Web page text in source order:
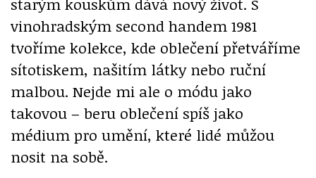
vinohradským second handem 1981
tvoříme kolekce, kde oblečení přetváříme
sítotiskem, našitím látky nebo ruční
malbou. Nejde mi ale o módu jako
takovou – beru oblečení spíš jako
médium pro umění, které lidé můžou
nosit na sobě.